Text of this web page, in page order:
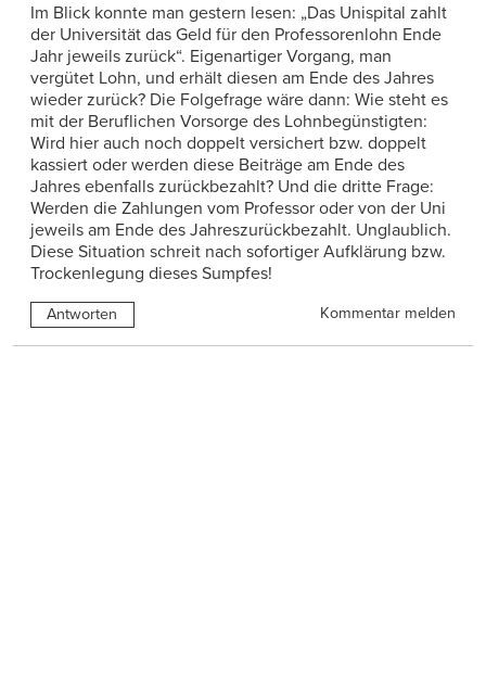
Im Blick konnte man gestern lesen: „Das Unispital zahlt
der Universität das Geld für den Professorenlohn Ende
Jahr jeweils zurück“. Eigenartiger Vorgang, man
vergütet Lohn, und erhält diesen am Ende des Jahres
wieder zurück? Die Folgefrage wäre dann: Wie steht es
mit der Beruflichen Vorsorge des Lohnbegünstigten:
Wird hier auch noch doppelt versichert bzw. doppelt
kassiert oder werden diese Beiträge am Ende des
Jahres ebenfalls zurückbezahlt? Und die dritte Frage:
Werden die Zahlungen vom Professor oder von der Uni
jeweils am Ende des Jahreszurückbezahlt. Unglaublich.
Diese Situation schreit nach sofortiger Aufklärung bzw.
Trockenlegung dieses Sumpfes!
Antworten Kommentar melden